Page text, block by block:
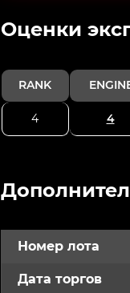
Oценки
RANK
4 4
Номер лота
Дата торгов